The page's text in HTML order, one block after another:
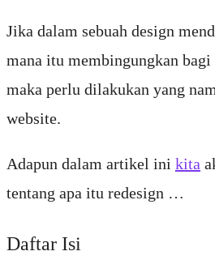
Jika dalam sebuah design
mana itu membingungkan bagi
maka perlu dilakukan yang
website.
Adapun dalam artikel ini kita
tentang apa itu redesign …
Daftar Isi